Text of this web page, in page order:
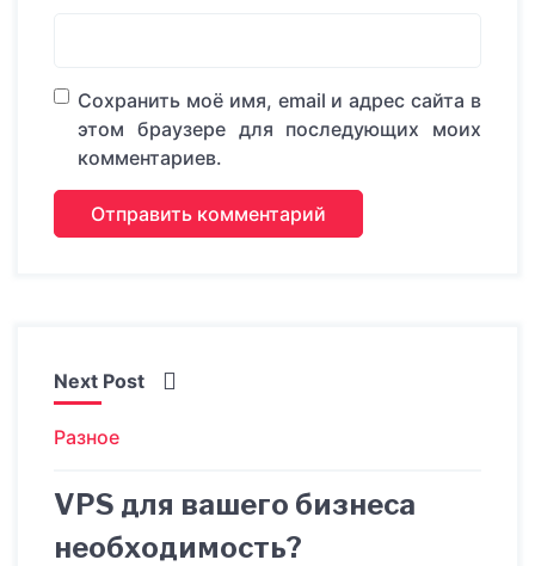
Сохранить моё имя, email и адрес сайта в
этом браузере для последующих моих
комментариев.
Next Post
Разное
VPS для вашего бизнеса
необходимость?